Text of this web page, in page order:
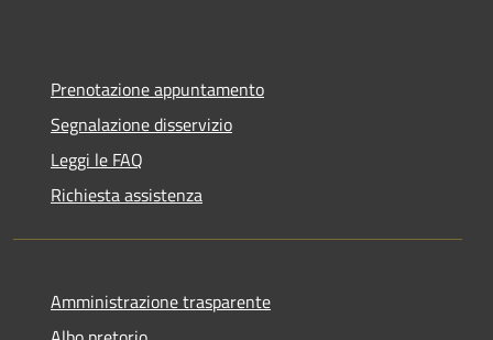
Prenotazione appuntamento
Segnalazione disservizio
Leggi le FAQ
Richiesta assistenza
Amministrazione trasparente